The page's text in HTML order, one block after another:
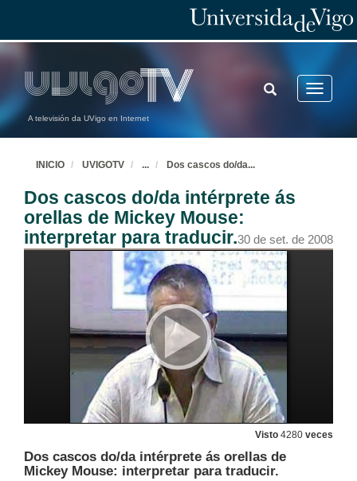
A televisión da UVigo en Internet
Toggle
TOGGLE
SEARCH
INICIO UVIGOTV ... Dos cascos do/da...
Dos cascos do/da intérprete ás
orellas de Mickey Mouse:
interpretar para traducir.30 de set. de 2008
Visto 4280 veces
Dos cascos do/da intérprete ás orellas de
Mickey Mouse: interpretar para traducir.